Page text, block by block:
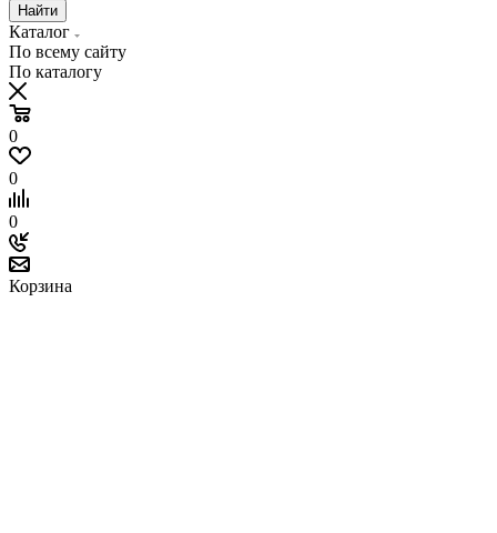
Найти
Каталог
По всему сайту
По каталогу
0
0
0
Корзина